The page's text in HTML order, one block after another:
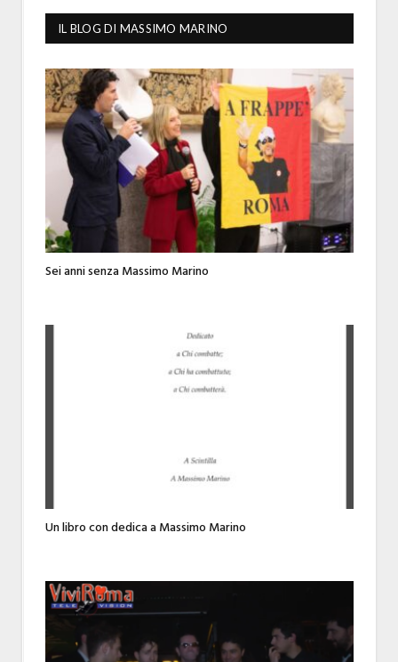
IL BLOG DI MASSIMO MARINO
Sei anni senza Massimo Marino
Un libro con dedica a Massimo Marino